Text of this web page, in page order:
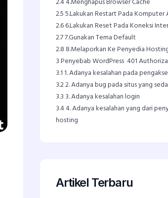
2.55.Lakukan Restart Pada Komputer
2.66.Lakukan Reset Pada Koneksi
2.77.Gunakan Tema Default
2.8 8.Melaporkan Ke Penyedia
3Penyebab WordPress 401
3.11. Adanya kesalahan pada
3.22. Adanya bug pada situs yang
3.3 3. Adanya kesalahan login
3.44. Adanya kesalahan yang dari
hosting
Artikel Terbaru